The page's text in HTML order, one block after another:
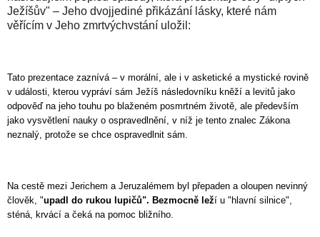
Ježíšův" – Jeho dvojjediné přikázání lásky, které nám
věřícím v Jeho zmrtvýchvstání uložil:
Tato prezentace zaznívá – v morální, ale i v asketické a mystické rovině
v události, kterou vypráví sám Ježíš následovníku kněží a levitů jako
odpověď na jeho touhu po blaženém posmrtném životě, ale především
jako vysvětlení nauky o ospravedlnění, v níž je tento znalec Zákona
neznalý, protože se chce ospravedlnit sám.
Na cestě mezi Jerichem a Jeruzalémem byl přepaden a oloupen nevinný
člověk, "upadl do rukou lupičů". Bezmocně leží u "hlavní silnice",
sténá, krvácí a čeká na pomoc bližního.